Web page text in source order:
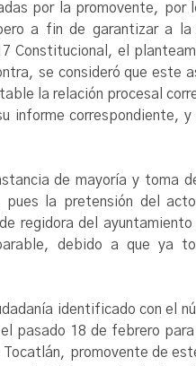
por la promovente, por
a fin de garantizar a
Constitucional, el
se consideró que este
la relación procesal
informe correspondiente, y
de mayoría y toma
la pretensión del
regidora del
debido a que ya
identificado con el
pasado 18 de febrero
promovente de